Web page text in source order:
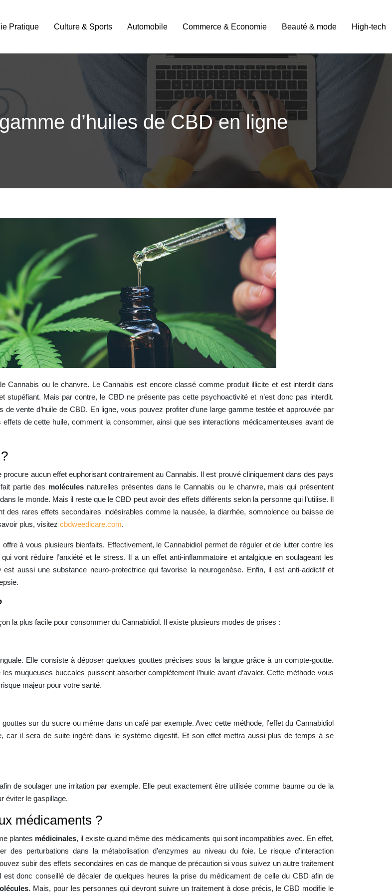
Pratique Culture & Sports Automobile Commerce & Economie Beauté & mode High-tech
d’huiles de CBD en ligne
Cannabis ou le chanvre. Le Cannabis est encore classé comme produit illicite et est interdit dans
Mais par contre, le CBD ne présente pas cette psychoactivité et n’est donc pas interdit.
vente d’huile de CBD. En ligne, vous pouvez profiter d’une large gamme testée et approuvée par
de cette huile, comment la consommer, ainsi que ses interactions médicamenteuses avant de
aucun effet euphorisant contrairement au Cannabis. Il est prouvé cliniquement dans des pays
partie des molécules naturelles présentes dans le Cannabis ou le chanvre, mais qui présentent
le monde. Mais il reste que le CBD peut avoir des effets différents selon la personne qui l’utilise. Il
des rares effets secondaires indésirables comme la nausée, la diarrhée, somnolence ou baisse de
plus, visitez cbdweedicare.com.
à vous plusieurs bienfaits. Effectivement, le Cannabidiol permet de réguler et de lutter contre les
vont réduire l’anxiété et le stress. Il a un effet anti-inflammatoire et antalgique en soulageant les
aussi une substance neuro-protectrice qui favorise la neurogenèse. Enfin, il est anti-addictif et
la plus facile pour consommer du Cannabidiol. Il existe plusieurs modes de prises :
Elle consiste à déposer quelques gouttes précises sous la langue grâce à un compte-goutte.
muqueuses buccales puissent absorber complètement l’huile avant d’avaler. Cette méthode vous
majeur pour votre santé.
sur du sucre ou même dans un café par exemple. Avec cette méthode, l’effet du Cannabidiol
car il sera de suite ingéré dans le système digestif. Et son effet mettra aussi plus de temps à se
de soulager une irritation par exemple. Elle peut exactement être utilisée comme baume ou de la
éviter le gaspillage.
médicaments ?
plantes médicinales, il existe quand même des médicaments qui sont incompatibles avec. En effet,
des perturbations dans la métabolisation d’enzymes au niveau du foie. Le risque d’interaction
subir des effets secondaires en cas de manque de précaution si vous suivez un autre traitement
donc conseillé de décaler de quelques heures la prise du médicament de celle du CBD afin de
. Mais, pour les personnes qui devront suivre un traitement à dose précis, le CBD modifie le